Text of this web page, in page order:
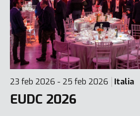
23 feb 2026 - 25 feb 2026 Italia
EUDC 2026